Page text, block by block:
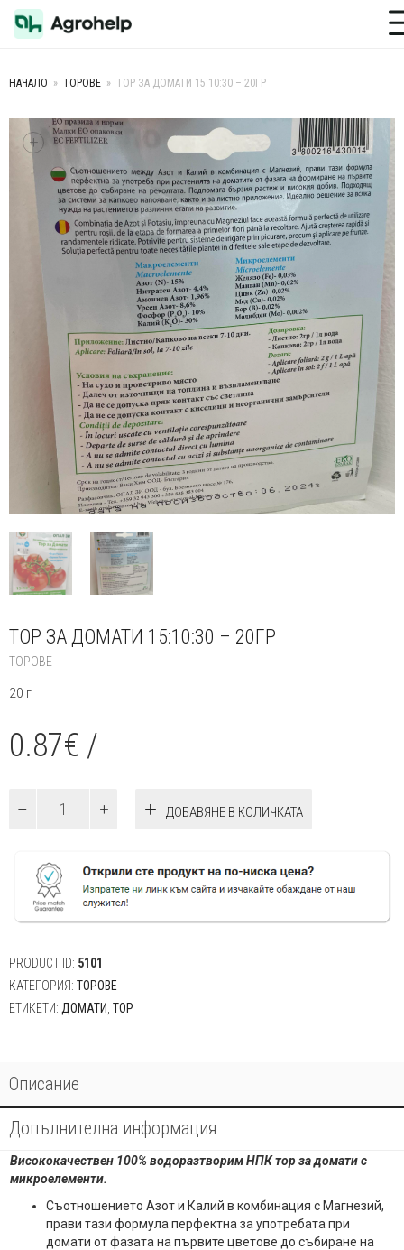
Toggle
НАЧАЛО » ТОРОВЕ » ТОР ЗА ДОМАТИ 15:10:30 – 20ГР
+
ТОР ЗА ДОМАТИ 15:10:30 – 20ГР
ТОРОВЕ
20 г
0.87€ /
домати
15:10:30
20гр
ДОБАВЯНЕ В КОЛИЧКАТА
PRODUCT ID: 5101
КАТЕГОРИЯ: ТОРОВЕ
ЕТИКЕТИ: ДОМАТИ ТОР
Описание
Допълнителна информация
Висококачествен 100% водоразтворим НПК тор за домати с
микроелементи.
Съотношението Азот и Калий в комбинация с Магнезий,
прави тази формула перфектна за употребата при
домати от фазата на първите цветове до събиране на